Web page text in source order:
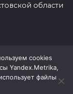
области
cookies
Yandex.Metrika,
файлы